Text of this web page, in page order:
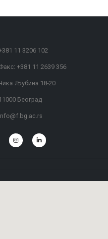
11 3206 102
+381 11 2639 356
Љубина 18-20
Београд